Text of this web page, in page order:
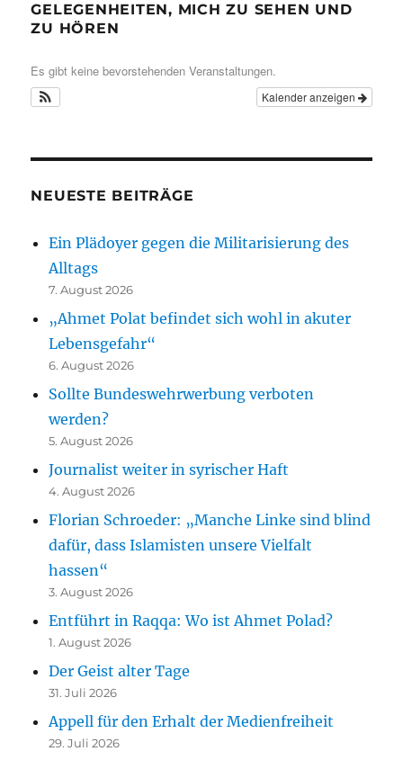
GELEGENHEITEN, MICH ZU SEHEN UND
ZU HÖREN
Es gibt keine bevorstehenden Veranstaltungen.
Kalender anzeigen
NEUESTE BEITRÄGE
Ein Plädoyer gegen die Militarisierung des
Alltags
7. August 2026
„Ahmet Polat befindet sich wohl in akuter
Lebensgefahr“
6. August 2026
Sollte Bundeswehrwerbung verboten
werden?
5. August 2026
Journalist weiter in syrischer Haft
4. August 2026
Florian Schroeder: „Manche Linke sind blind
dafür, dass Islamisten unsere Vielfalt
hassen“
3. August 2026
Entführt in Raqqa: Wo ist Ahmet Polad?
1. August 2026
Der Geist alter Tage
31. Juli 2026
Appell für den Erhalt der Medienfreiheit
29. Juli 2026